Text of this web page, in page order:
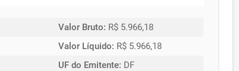
Valor Bruto: R$ 5.966,18
Valor Líquido: R$ 5.966,18
UF do Emitente: DF